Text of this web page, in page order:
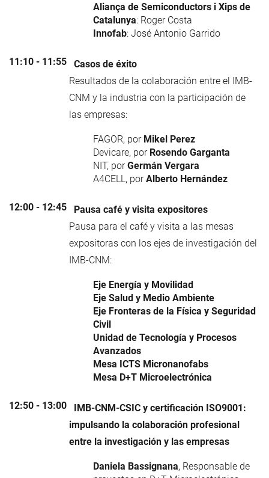
Aliança de Semiconductors i Xips de
Catalunya: Roger Costa
Innofab: José Antonio Garrido
11:10 - 11:55
Casos de éxito
Resultados de la colaboración entre el IMB-
CNM y la industria con la participación de
las empresas:
FAGOR, por Mikel Perez
Devicare, por Rosendo Garganta
NIT, porGermán Vergara
A4CELL, porAlberto Hernández
12:00 - 12:45
Pausa café y visita expositores
Pausa para el café y visita a las mesas
expositoras con los ejes de investigación del
IMB-CNM:
Eje Energía y Movilidad
Eje Salud y Medio Ambiente
Eje Fronteras de la Física y Seguridad
Civil
Unidad de Tecnología y Procesos
Avanzados
Mesa ICTS Micronanofabs
Mesa D+T Microelectrónica
12:50 - 13:00
IMB-CNM-CSIC y certificación ISO9001:
impulsando la colaboración profesional
entre la investigación y las empresas
Daniela Bassignana, Responsable de